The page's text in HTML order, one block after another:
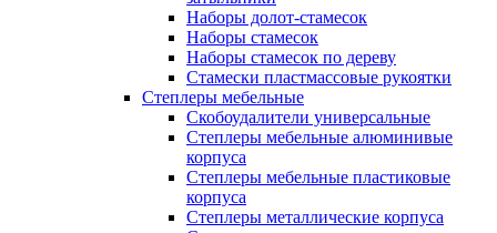
Наборы долот-стамесок
Наборы стамесок
Наборы стамесок по дереву
Стамески пластмассовые рукоятки
Степлеры мебельные
Скобоудалители универсальные
Степлеры мебельные алюминивые
корпуса
Степлеры мебельные пластиковые
корпуса
Степлеры металлические корпуса